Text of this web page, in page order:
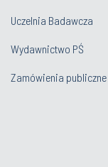
Uczelnia Badawcza
Wydawnictwo PŚ
Zamówienia publiczne